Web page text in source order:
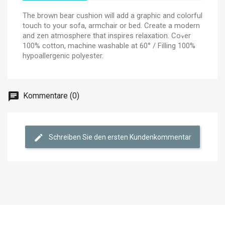
The brown bear cushion will add a graphic and colorful
touch to your sofa, armchair or bed. Create a modern
and zen atmosphere that inspires relaxation. Cover
100% cotton, machine washable at 60° / Filling 100%
hypoallergenic polyester.
Kommentare (0)
Schreiben Sie den ersten Kundenkommentar